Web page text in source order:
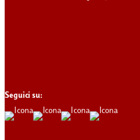
Seguici su: